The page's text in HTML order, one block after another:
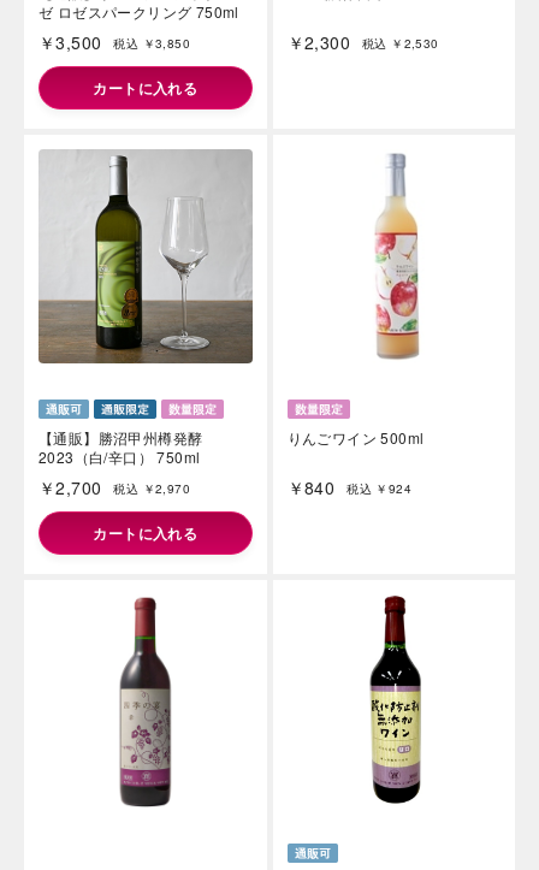
ゼ ロゼスパークリング 750ml
￥3,500 税込 ￥3,850
カートに入れる
￥2,300 税込 ￥2,530
【通販】勝沼甲州樽発酵
2023（白/辛口） 750ml
￥2,700 税込 ￥2,970
カートに入れる
りんごワイン 500ml
￥840 税込 ￥924